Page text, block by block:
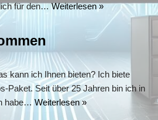
für den…Weiterlesen »
kann ich Ihnen bieten? Ich biete
Paket. Seit über 25 Jahren bin ich in
habe… Weiterlesen »